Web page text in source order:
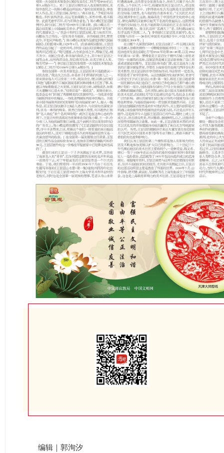
编辑｜郭洵汐